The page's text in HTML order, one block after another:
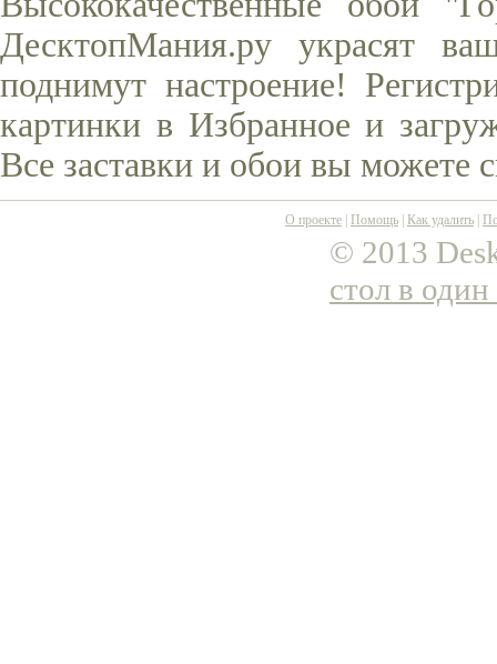
ДесктопМания.ру украсят
поднимут настроение!
картинки в Избранное и
Все заставки и обои вы можете
О проекте Помощь Как удалить
© 2013
стол в